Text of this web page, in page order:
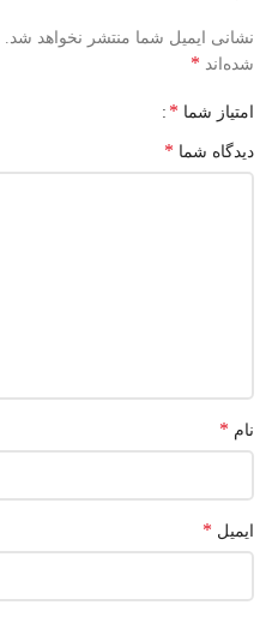
نشانی ایمیل شما منتشر نخواهد شد.
شده‌اند *
امتیاز شما *
دیدگاه شما *
نام *
ایمیل *